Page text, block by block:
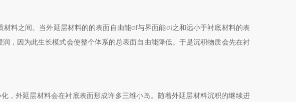
料之间。当外延层材料的的表面自由能σf与界面能σi之和远小于衬底材料的表
，因为此生长模式会使整个体系的总表面自由能降低。于是沉积物质会先在衬
，外延层材料会在衬底表面形成许多三维小岛。随着外延层材料沉积的继续进